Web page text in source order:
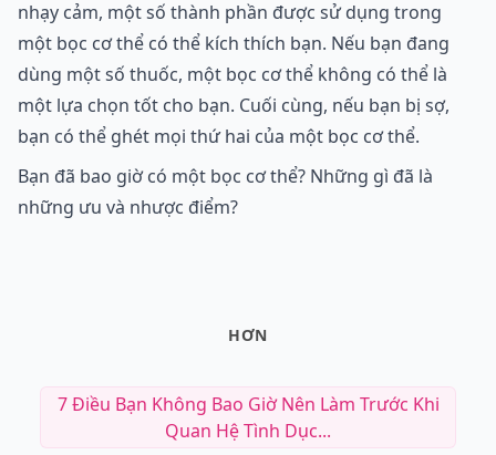
nhạy cảm, một số thành phần được sử dụng trong
một bọc cơ thể có thể kích thích bạn. Nếu bạn đang
dùng một số thuốc, một bọc cơ thể không có thể là
một lựa chọn tốt cho bạn. Cuối cùng, nếu bạn bị sợ,
bạn có thể ghét mọi thứ hai của một bọc cơ thể.
Bạn đã bao giờ có một bọc cơ thể? Những gì đã là
những ưu và nhược điểm?
HƠN
7 Điều Bạn Không Bao Giờ Nên Làm Trước Khi
Quan Hệ Tình Dục...